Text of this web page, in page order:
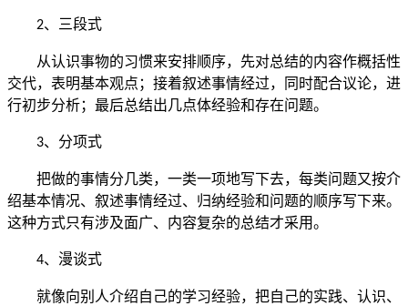
2、三段式
从认识事物的习惯来安排顺序，先对总结的内容作概括性
交代，表明基本观点；接着叙述事情经过，同时配合议论，进
行初步分析；最后总结出几点体经验和存在问题。
3、分项式
把做的事情分几类，一类一项地写下去，每类问题又按介
绍基本情况、叙述事情经过、归纳经验和问题的顺序写下来。
这种方式只有涉及面广、内容复杂的总结才采用。
4、漫谈式
就像向别人介绍自己的学习经验，把自己的实践、认识、